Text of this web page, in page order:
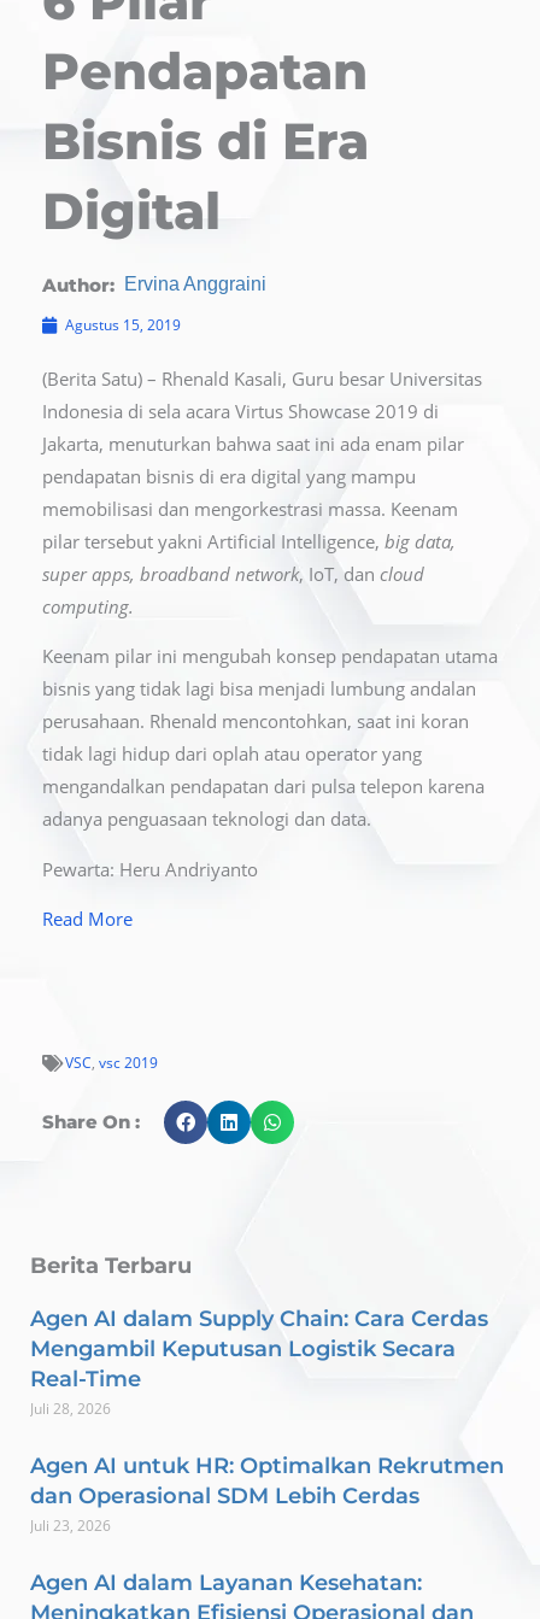
Pendapatan
Bisnis di Era
Digital
Author: Ervina Anggraini
Agustus 15, 2019
(Berita Satu) – Rhenald Kasali, Guru besar Universitas
Indonesia di sela acara Virtus Showcase 2019 di
Jakarta, menuturkan bahwa saat ini ada enam pilar
pendapatan bisnis di era digital yang mampu
memobilisasi dan mengorkestrasi massa. Keenam
pilar tersebut yakni Artificial Intelligence, big data,
super apps, broadband network, IoT, dan cloud
computing.
Keenam pilar ini mengubah konsep pendapatan utama
bisnis yang tidak lagi bisa menjadi lumbung andalan
perusahaan. Rhenald mencontohkan, saat ini koran
tidak lagi hidup dari oplah atau operator yang
mengandalkan pendapatan dari pulsa telepon karena
adanya penguasaan teknologi dan data.
Pewarta: Heru Andriyanto
Read More
VSC, vsc 2019
Share On :
Berita Terbaru
Agen AI dalam Supply Chain: Cara Cerdas
Mengambil Keputusan Logistik Secara
Real-Time
Juli 28, 2026
Agen AI untuk HR: Optimalkan Rekrutmen
dan Operasional SDM Lebih Cerdas
Juli 23, 2026
Agen AI dalam Layanan Kesehatan:
Meningkatkan Efisiensi Operasional dan